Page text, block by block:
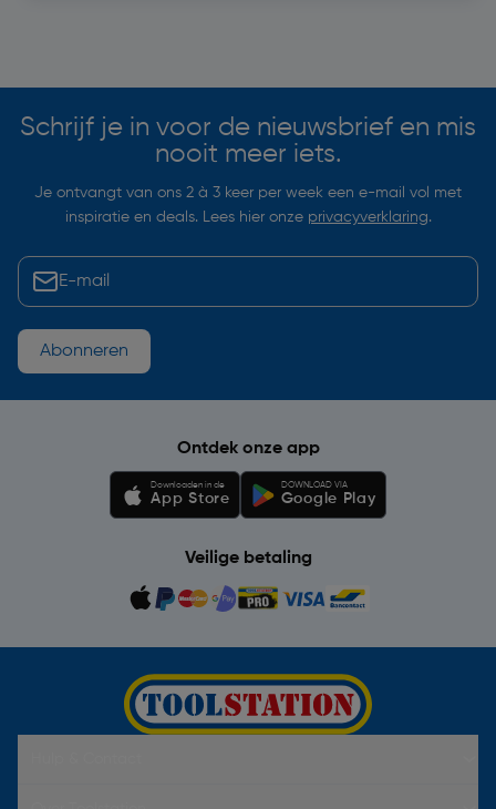
Schrijf je in voor de nieuwsbrief en mis
nooit meer iets.
Je ontvangt van ons 2 à 3 keer per week een e-mail vol met
inspiratie en deals. Lees hier onze privacyverklaring.
Abonneren
Ontdek onze app
Downloaden in de
App Store
DOWNLOAD VIA
Google Play
Veilige betaling